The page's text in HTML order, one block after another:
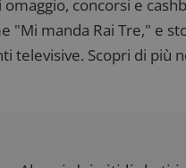
concorsi e
"Mi manda Rai Tre," e
televisive. Scopri di più